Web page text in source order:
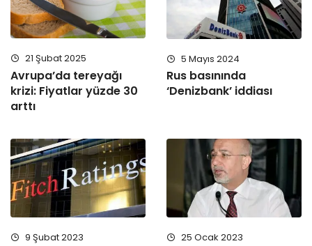
21 Şubat 2025
Avrupa’da tereyağı
krizi: Fiyatlar yüzde 30
arttı
5 Mayıs 2024
Rus basınında
‘Denizbank’ iddiası
9 Şubat 2023 25 Ocak 2023